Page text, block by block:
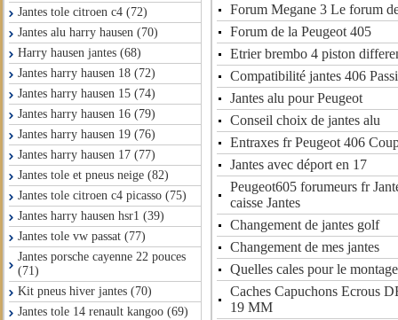
Jantes tole citroen c4 (72)
Jantes alu harry hausen (70)
Harry hausen jantes (68)
Jantes harry hausen 18 (72)
Jantes harry hausen 15 (74)
Jantes harry hausen 16 (79)
Jantes harry hausen 19 (76)
Jantes harry hausen 17 (77)
Jantes tole et pneus neige (82)
Jantes tole citroen c4 picasso (75)
Jantes harry hausen hsr1 (39)
Jantes tole vw passat (77)
Jantes porsche cayenne 22 pouces
(71)
Kit pneus hiver jantes (70)
Jantes tole 14 renault kangoo (69)
Forum Megane 3 Le forum
Forum de la Peugeot 405
Etrier brembo 4 piston
Compatibilité jantes 406
Jantes alu pour Peugeot
Conseil choix de jantes alu
Entraxes fr Peugeot 406
Jantes avec déport en 17
Peugeot605 forumeurs fr
caisse Jantes
Changement de jantes golf
Changement de mes jantes
Quelles cales pour le montage
Caches Capuchons Ecrous
19 MM